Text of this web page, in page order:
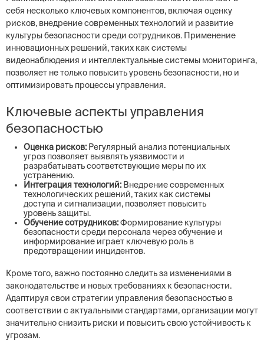
себя несколько ключевых компонентов, включая оценку
рисков, внедрение современных технологий и развитие
культуры безопасности среди сотрудников. Применение
инновационных решений, таких как системы
видеонаблюдения и интеллектуальные системы мониторинга,
позволяет не только повысить уровень безопасности, но и
оптимизировать процессы управления.
Ключевые аспекты управления
безопасностью
Оценка рисков: Регулярный анализ потенциальных
угроз позволяет выявлять уязвимости и
разрабатывать соответствующие меры по их
устранению.
Интеграция технологий: Внедрение современных
технологических решений, таких как системы
доступа и сигнализации, позволяет повысить
уровень защиты.
Обучение сотрудников:Формирование культуры
безопасности среди персонала через обучение и
информирование играет ключевую роль в
предотвращении инцидентов.
Кроме того, важно постоянно следить за изменениями в
законодательстве и новых требованиях к безопасности.
Адаптируя свои стратегии управления безопасностью в
соответствии с актуальными стандартами, организации могут
значительно снизить риски и повысить свою устойчивость к
угрозам.